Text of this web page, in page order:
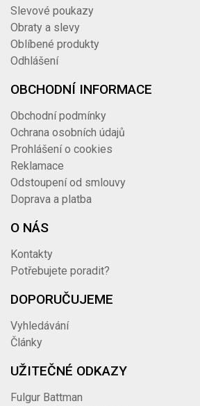
Slevové poukazy
Obraty a slevy
Oblíbené produkty
Odhlášení
OBCHODNÍ INFORMACE
Obchodní podmínky
Ochrana osobních údajů
Prohlášení o cookies
Reklamace
Odstoupení od smlouvy
Doprava a platba
O NÁS
Kontakty
Potřebujete poradit?
DOPORUČUJEME
Vyhledávání
Články
UŽITEČNÉ ODKAZY
Fulgur Battman